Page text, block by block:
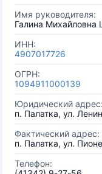
Имя руководителя:
Галина Михайловна
ИНН:
4907017726
ОГРН:
1094911000139
Юридический адрес:
п. Палатка, ул.
Фактический адрес:
п. Палатка, ул.
Телефон: